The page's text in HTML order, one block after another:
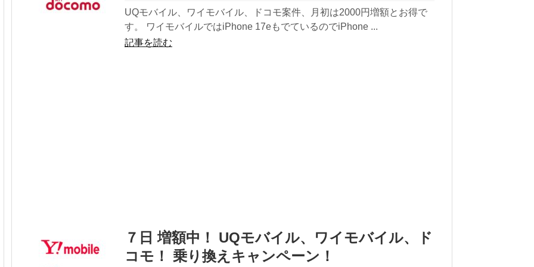
UQモバイル、ワイモバイル、ドコモ案件、月初は2000円増額とお得で
す。 ワイモバイルではiPhone 17eもでているのでiPhone ...
記事を読む
７日 増額中！ UQモバイル、ワイモバイル、ド
コモ！ 乗り換えキャンペーン！